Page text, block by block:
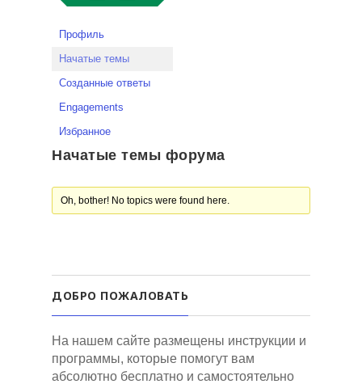
Профиль
Начатые темы
Созданные ответы
Engagements
Избранное
Начатые темы форума
Oh, bother! No topics were found here.
ДОБРО ПОЖАЛОВАТЬ
На нашем сайте размещены инструкции и
программы, которые помогут вам
абсолютно бесплатно и самостоятельно